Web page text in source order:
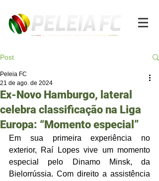
Post
Ex-Novo Hamburgo, lateral
celebra classificação na Liga
Europa: “Momento especial”
Peleia FC
21 de ago. de 2024
Em sua primeira experiência no
exterior, Raí Lopes vive um momento
especial pelo Dinamo Minsk, da
Bielorrússia. Com direito a assistência